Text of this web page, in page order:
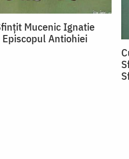
Mucenic Ignatie
Antiohiei